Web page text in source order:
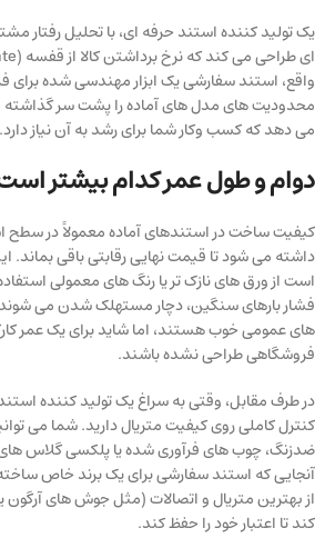
یک تولید کننده استند حرفه ای، با تحلیل رفتار
واقع، استند سفارشی یک ابزار مهندسی شده
محدودیت های مدل های آماده را پشت سر گذاشته و
می دهد که کسب وکار شما برای رشد به آن نیاز دارد.
دوام و طول عمر کدام بیشتر
کیفیت ساخت در استندهای آماده معمولاً در سطح
داشته می شود تا قیمت نهایی رقابتی باقی
است از ورق های نازک تر یا رنگ های معمولی
فشار بارهای سنگین، دچار مستهلک شدن می
های عمومی خوب هستند، اما شاید برای یک عمر
فروشگاهی طراحی نشده باشند.
در طرف مقابل، وقتی به سراغ یک تولید کننده
کنترل کاملی روی کیفیت متریال دارید. شما می
ضدزنگ، چوب های فرآوری شده یا پلکسی گلاس
آنجایی که استند سفارشی برای یک برند خاص
از بهترین متریال و اتصالات (مثل جوش های آرگون
کند تا اعتبار خود را حفظ کند.